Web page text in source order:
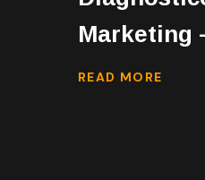
Marketing
READ MORE